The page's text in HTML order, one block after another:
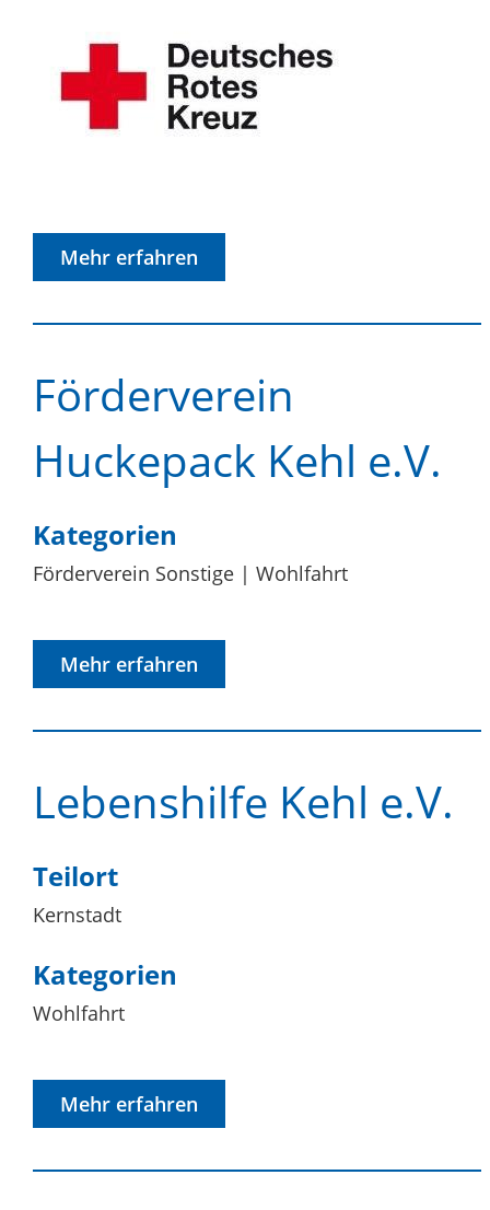
Mehr erfahren
Förderverein
Huckepack Kehl e.V.
Kategorien
Förderverein Sonstige Wohlfahrt
Mehr erfahren
Lebenshilfe Kehl e.V.
Teilort
Kernstadt
Kategorien
Wohlfahrt
Mehr erfahren